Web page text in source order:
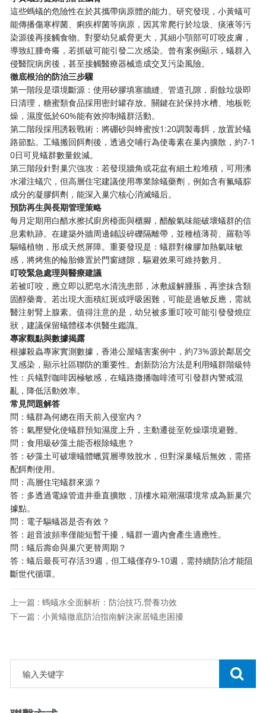
這些螞蟻的危險性在於其攜帶病原體的能力。研究發現，小黃蟻可
能傳播傷寒桿菌、痢疾桿菌等病原，因其常爬行於垃圾、痰液等污
染源後再接觸食物。對嬰幼兒威脅更大，其細小顎部可叮咬皮膚，
導致紅腫奇癢，若抓破可能引發二次感染。曾有案例顯示，蟻群入
侵醫院病房後，甚至接觸醫療器械造成交叉污染風險。
徹底根治的防治三步驟
第一階段是環境斷源：使用矽膠填塞牆縫、管道孔隙，廚餘垃圾即
日清理，糖蜜類食品採用密封罐存放。關鍵在於保持水槽、地板乾
燥，濕度低於60%能有效抑制蟻群活動。
第二階段採用誘殺戰術：將硼砂與蜂蜜按1:20調製毒餌，放置於蟻
路節點。工蟻搬回餌劑後，透過交哺行為使毒素在巢內擴散，約7-1
0日可見蟻群數量銳減。
第三階段針對巢穴強攻：若發現牆角或花盆有細土粒堆積，可用沸
水灌注蟻穴，但高層住宅建議使用專業除蟻藥劑，例如含有氟蟻腙
成分的凝膠餌劑，能深入巢穴核心消滅蟻后。
預防再生與長期管理策略
每月定期用白醋水擦拭廚房檯面與櫃腳，醋酸氣味能破壞蟻群的信
息素軌跡。在建築外牆周邊鋪設碎礫隔離帶，並種植薄荷、羅勒等
驅蟻植物，形成天然屏障。重要發現是：蟻群對橡膠加熱氣味敏
感，將烤焦的輪胎條置於門窗縫隙，驅避效果可維持數月。
叮咬緊急處理與醫療建議
若被叮咬，應立即以肥皂水清洗患部，冰敷緩解腫脹，再塗抹含類
固醇藥膏。若出現大面積紅斑或呼吸困難，可能是過敏反應，需就
醫注射腎上腺素。值得注意的是，幼兒被多重叮咬可能引發發燒症
狀，建議保留蟻體樣本供醫生鑑識。
專家觀點與數據揭露
根據殺蟲專家實測數據，香港公屋蟻害案例中，約73%源於鄰居交
叉感染，顯示社區聯防的重要性。創新防治方法是利用蟻群階級特
性：兵蟻對咖啡因極敏感，在蟻路撒播咖啡渣可引發群內警戒混
亂，降低活動效率。
常見問題解答
問：蟻群為何總在雨天前入侵室內？
答：氣壓變化使蟻群預知濕度上升，主動遷徙至乾燥環境避難。
問：食用級矽藻土能否根除蟻患？
答：矽藻土可破壞蟻體蠟質層導致脫水，但對深巢蟻后無效，需搭
配餌劑使用。
問：高層住宅蟻群來源？
答：多透過電線管道井垂直擴散，頂樓水箱潮濕環境常成為新巢穴
據點。
問：電子驅蟻器是否有效？
答：超音波頻率僅能短暫干擾，蟻群一週內會產生適應性。
問：蟻后壽命與巢穴更替周期？
答：蟻后最長可存活39週，但工蟻僅存9-10週，需持續防治才能阻
斷世代循環。
上一篇 : 螞蟻水全面解析：防治技巧,營養功效
下一篇 : 小黃蟻徹底防治指南解決家居蟻患困擾